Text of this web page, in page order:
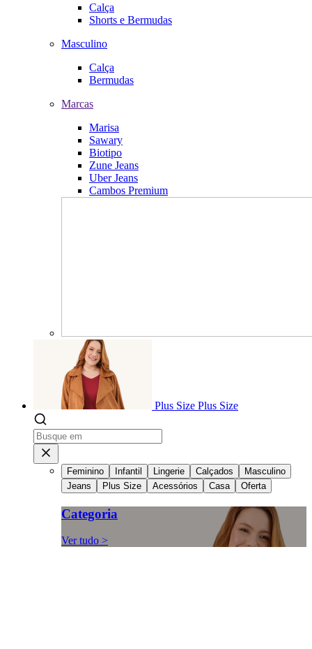
Calça
Shorts e Bermudas
Masculino
Calça
Bermudas
Marcas
Marisa
Sawary
Biotipo
Zune Jeans
Uber Jeans
Cambos Premium
Plus Size Plus Size
Feminino Infantil Lingerie Calçados
Masculino
Jeans
Plus Size Acessórios Casa Oferta
Categoria
Ver tudo >